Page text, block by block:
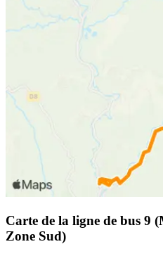
Carte de la ligne de bus 9
Zone Sud)